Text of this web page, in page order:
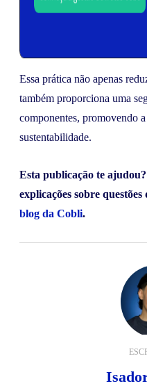
Essa prática não apenas
também proporciona uma
componentes, promovendo a
sustentabilidade.
Esta publicação te
explicações sobre questões
blog da Cobli.